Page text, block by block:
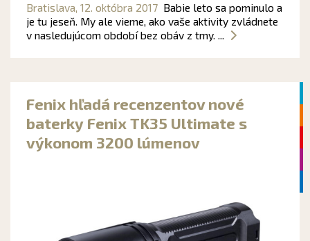
Bratislava, 12. októbra 2017 Babie leto sa pominulo a
je tu jeseň. My ale vieme, ako vaše aktivity zvládnete
v nasledujúcom období bez obáv z tmy. ...
Fenix hľadá recenzentov nové
baterky Fenix TK35 Ultimate s
výkonom 3200 lúmenov